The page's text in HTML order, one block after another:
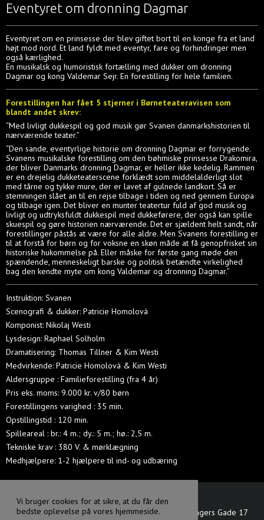
Vi bruger cookies for at sikre, at du får den
bedste oplevelse på vores hjemmeside.
Eventyret om dronning Dagmar
Eventyret om en prinsesse der blev giftet bort til en konge fra et land
højt mod nord. Et land fyldt med eventyr, fare og forhindringer men
også kærlighed.
En musikalsk og humoristisk fortælling med dukker om dronning
Dagmar og kong Valdemar Sejr. En forestilling for hele familien.
Forestillingen har fået 5 stjerner i Børneteateravisen som
blandt andet skrev:
“Med livligt dukkespil og god musik gør Svanen danmarkshistorien til
nærværende teater.”
“Den sande, eventyrlige historie om dronning Dagmar er forrygende.
Svanens musikalske forestilling om den bøhmiske prinsesse Drakomira,
der bliver Danmarks dronning Dagmar, er heller ikke kedelig. Rammen
er en drejelig dukketeaterscene forklædt som middelalderligt slot
med tårne og tykke mure, der er lavet af gulnede landkort. Så er
stemningen slået an til en rejse tilbage i tiden og ned gennem Europa
og tilbage igen. Det bliver en munter teatertur fuld af god musik og
livligt og udtryksfuldt dukkespil med dukkeførere, der også kan spille
skuespil og gøre historien nærværende. Det er sjældent helt sandt, når
forestillinger påstås at være for alle aldre. Men Svanens forestilling er
til at forstå for børn og for voksne en skøn måde at få genopfrisket sin
historiske hukommelse på. Eller måske for første gang møde den
spændende, menneskeligt barske og politisk betændte virkelighed
bag den kendte myte om kong Valdemar og dronning Dagmar.”
Instruktion: Svanen
Scenografi & dukker: Patricie Homolová
Komponist: Nikolaj Westi
Lysdesign: Raphael Solholm
Dramatisering: Thomas Tillner & Kim Westi
Medvirkende: Patricie Homolová & Kim Westi
Aldersgruppe : Familieforestilling (fra 4 år)
Pris eks. moms: 9.000 kr. v/80 børn
Forestillingens varighed : 35 min.
Opstillingstid : 120 min.
Spilleareal : br.: 4 m.; dy.: 5 m.; hø.: 2,5 m.
Tekniske krav : 380 V. & mørklægning
Medhjælpere: 1-2 hjælpere til ind- og udbæring
Svanen dansk - tjekkisk dukketeater
Oluf Bagers Gade 17